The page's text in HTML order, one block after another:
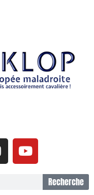
Recherche